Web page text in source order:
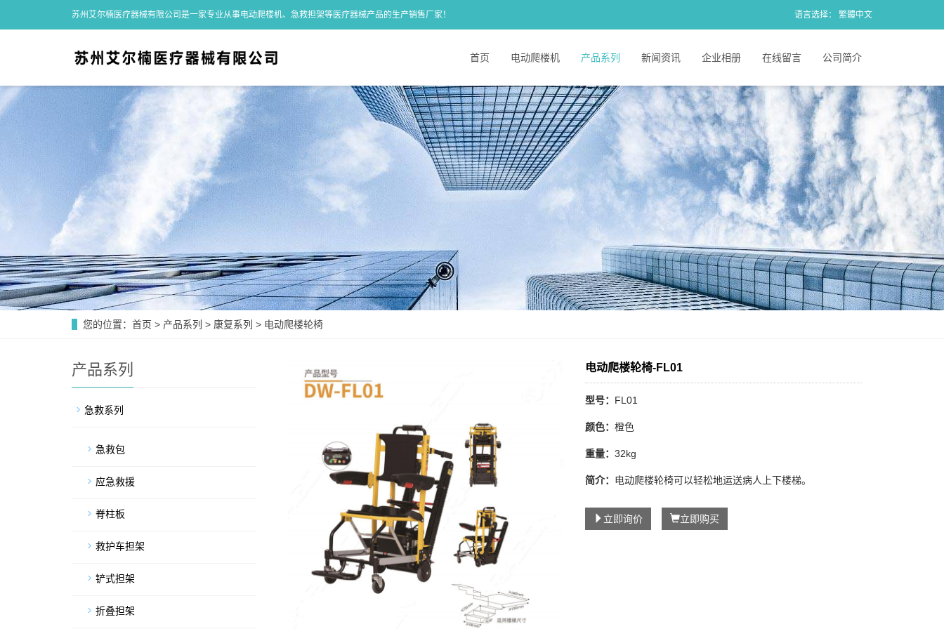
苏州艾尔楠医疗器械有限公司是一家专业从事电动爬楼机、急救担架等医疗器械产品的生产销售厂家！ 语言选择： 繁體中文
首页 电动爬楼机 产品系列 新闻资讯 企业相册 在线留言 公司简介
您的位置： 首页 > 产品系列 > 康复系列 > 电动爬楼轮椅
电动爬楼轮椅-FL01
型号： FL01
颜色：橙色
重量：32kg
简介： 电动爬楼轮椅可以轻松地运送病人上下楼梯。
立即询价 立即购买
产品系列
急救系列
急救包
应急救援
脊柱板
救护车担架
铲式担架
折叠担架